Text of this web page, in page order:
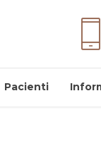
Pacienti